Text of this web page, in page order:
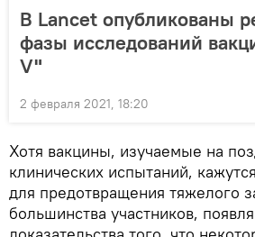
В Lancet опубликованы
фазы исследований
V"
2 февраля 2021, 18:20
Хотя вакцины, изучаемые на
клинических испытаний,
для предотвращения тяжелого
большинства участников,